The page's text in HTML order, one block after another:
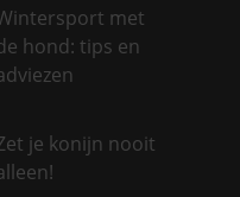
met
hond: tips en
je konijn nooit